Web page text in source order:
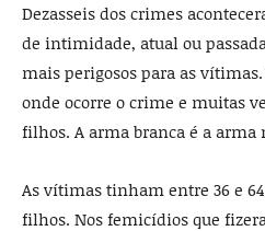
Dezasseis dos crimes
de intimidade, atual ou
mais perigosos para as
onde ocorre o crime e muitas
filhos. A arma branca é a arma
As vítimas tinham entre 36 e
filhos. Nos femicídios que